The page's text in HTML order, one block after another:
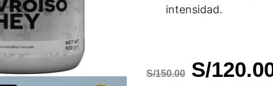
intensidad.
S/150.00
El
S/